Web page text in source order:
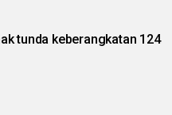
tunda keberangkatan 124